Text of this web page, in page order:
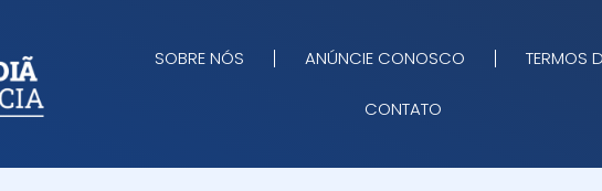
SOBRE NÓS ANÚNCIE CONOSCO TERMOS
CONTATO